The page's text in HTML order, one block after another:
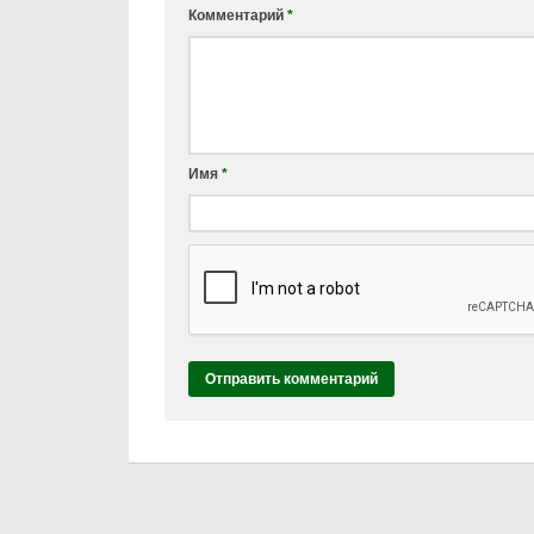
Комментарий *
Имя *